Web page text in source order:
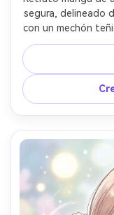
segura, delineado
con un mechón
collar de cadena,
contraluz
tramas
cuartos,
contraste, líneas
85mm,